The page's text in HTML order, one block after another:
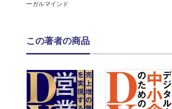
ーガルマインド
この著者の商品